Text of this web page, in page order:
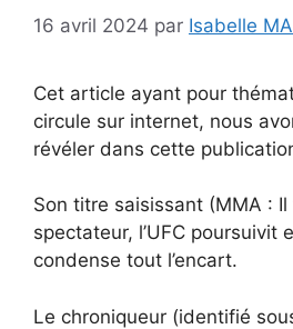
16 avril 2024 par Isabelle
Cet article ayant pour
circule sur internet, nous
révéler dans cette
Son titre saisissant (MMA :
spectateur, l’UFC poursuivit
condense tout l’encart.
Le chroniqueur (identifié